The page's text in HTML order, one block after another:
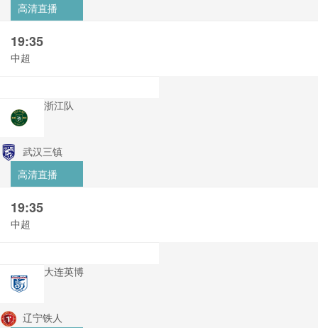
高清直播
19:35
中超
浙江队
武汉三镇
高清直播
19:35
中超
大连英博
辽宁铁人